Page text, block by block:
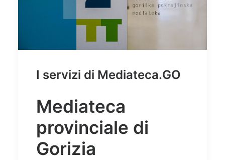
I servizi di Mediateca.GO
Mediateca
provinciale di
Gorizia